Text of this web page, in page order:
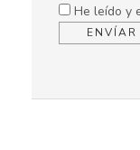
He leído y